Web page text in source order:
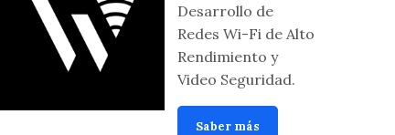
Desarrollo de
Redes Wi-Fi de Alto
Rendimiento y
Video Seguridad.
Saber más